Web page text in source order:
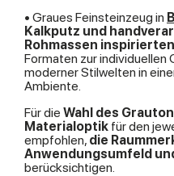
• Graues Feinsteinzeug in
Kalkputz und
Rohmassen
Formaten zur individuellen
moderner Stilwelten in
Ambiente.
Für die Wahl des
Materialoptik für den
empfohlen, die
Anwendungsumfeld
berücksichtigen.